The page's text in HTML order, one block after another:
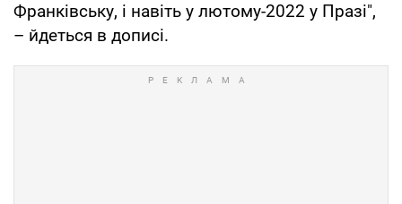
Франківську, і навіть у лютому-2022 у Празі",
– йдеться в дописі.